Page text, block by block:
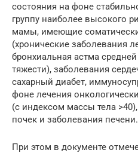
состояния на фоне
группу наиболее высокого
мамы, имеющие
(хронические заболевания
бронхиальная астма
тяжести), заболевания
сахарный диабет,
фоне лечения
(с индексом массы тела
почек и заболевания печени.
При этом в документе